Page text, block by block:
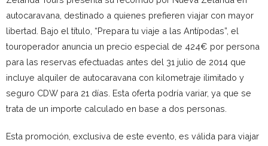
autocaravana, destinado a quienes prefieren viajar con mayor
libertad. Bajo el título, “Prepara tu viaje a las Antípodas”, el
touroperador anuncia un precio especial de 424€ por persona
para las reservas efectuadas antes del 31 julio de 2014 que
incluye alquiler de autocaravana con kilometraje ilimitado y
seguro CDW para 21 días. Esta oferta podría variar, ya que se
trata de un importe calculado en base a dos personas.
Esta promoción, exclusiva de este evento, es válida para viajar